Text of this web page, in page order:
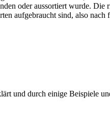
oder aussortiert wurde. Die
aufgebraucht sind, also nach
und durch einige Beispiele